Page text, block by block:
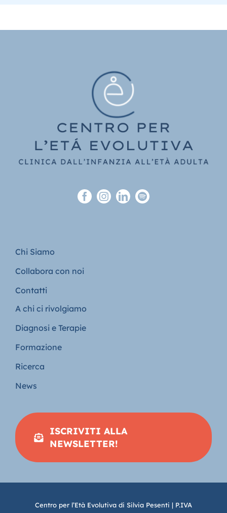
Chi Siamo
Collabora con noi
Contatti
A chi ci rivolgiamo
Diagnosi e Terapie
Formazione
Ricerca
News
ISCRIVITI ALLA
NEWSLETTER!
Centro per l’Età Evolutiva di Silvia Pesenti | P.IVA